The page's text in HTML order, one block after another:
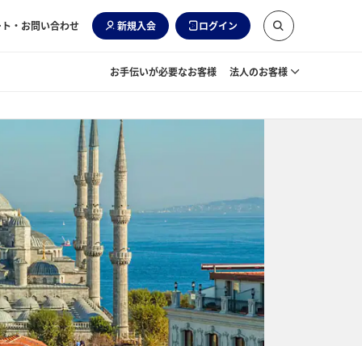
・お問い合わせ 新規入会 ログイン
お手伝いが必要なお客様 法人のお客様